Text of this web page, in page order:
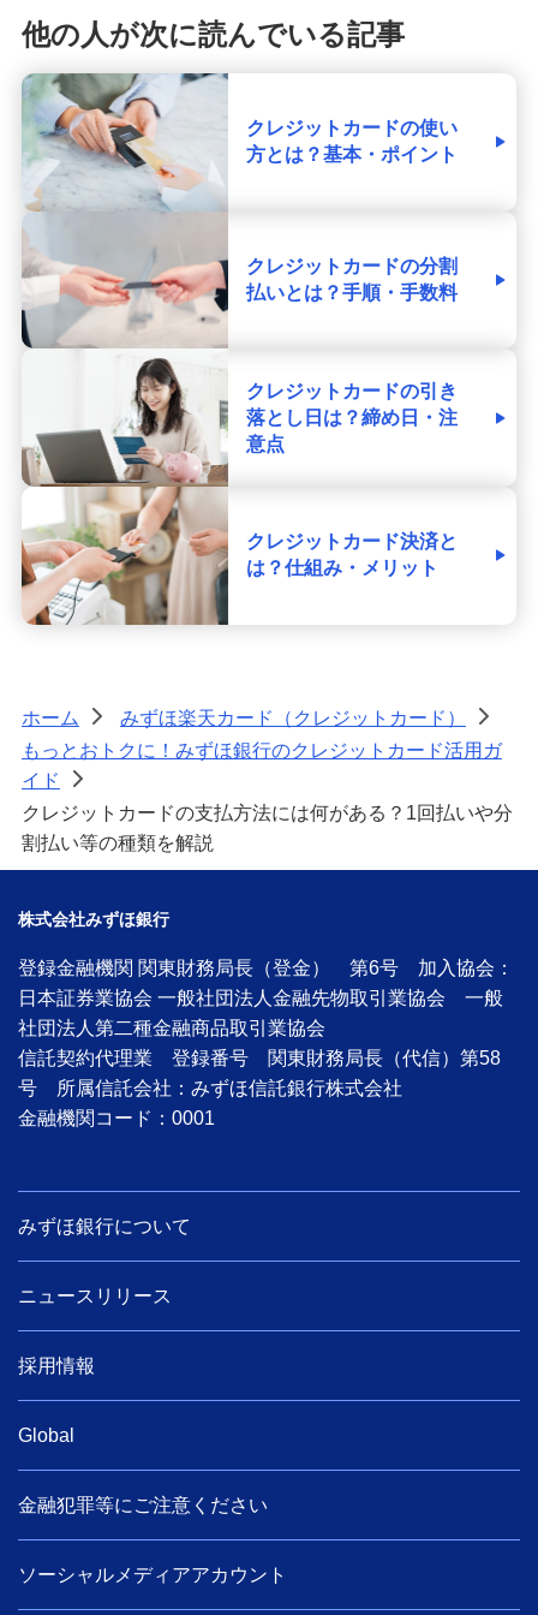
他の人が次に読んでいる記事
クレジットカードの使い
方とは？基本・ポイント
クレジットカードの分割
払いとは？手順・手数料
クレジットカードの引き
落とし日は？締め日・注
意点
クレジットカード決済と
は？仕組み・メリット
ホーム > みずほ楽天カード（クレジットカード）
>
もっとおトクに！みずほ銀行のクレジットカード活用ガ
イド
>
クレジットカードの支払方法には何がある？1回払いや分
割払い等の種類を解説
株式会社みずほ銀行
登録金融機関 関東財務局長（登金） 第6号 加入協会：
日本証券業協会 一般社団法人金融先物取引業協会 一般
社団法人第二種金融商品取引業協会
信託契約代理業 登録番号 関東財務局長（代信）第58
号 所属信託会社：みずほ信託銀行株式会社
金融機関コード：0001
みずほ銀行について
ニュースリリース
採用情報
Global
金融犯罪等にご注意ください
ソーシャルメディアアカウント